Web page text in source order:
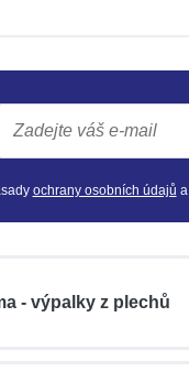
ochrany osobních údajů a
- výpalky z plechů